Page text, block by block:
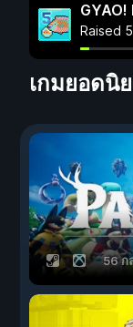
Raised
เกมยอดนิ
56 ก